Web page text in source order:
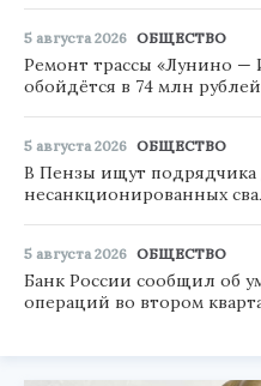
5 августа 2026 ОБЩЕСТВО
Ремонт трассы «Лунино —
обойдётся в 74 млн рублей
5 августа 2026 ОБЩЕСТВО
В Пензы ищут
несанкционированных
5 августа 2026 ОБЩЕСТВО
Банк России сообщил об
операций во втором